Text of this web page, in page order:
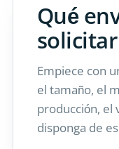
Qué
Empiece con
el tamaño, el
producción, el
disponga de